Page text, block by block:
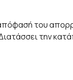
του
την